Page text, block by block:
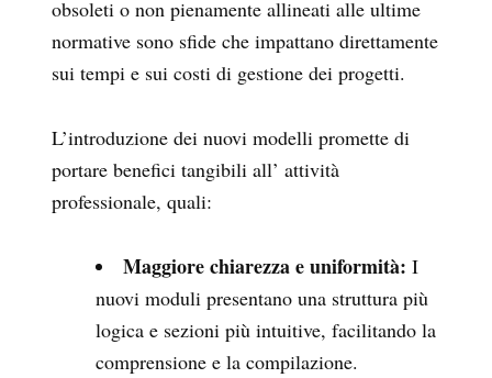
obsoleti o non pienamente allineati alle ultime
normative sono sfide che impattano direttamente
sui tempi e sui costi di gestione dei progetti.
L’introduzione dei nuovi modelli promette di
portare benefici tangibili all’ attività
professionale, quali:
Maggiore chiarezza e uniformità: I
nuovi moduli presentano una struttura più
logica e sezioni più intuitive, facilitando la
comprensione e la compilazione.